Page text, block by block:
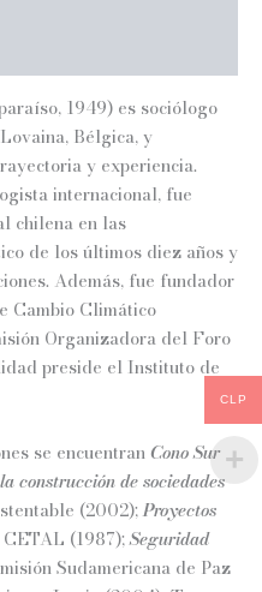
1949) es sociólogo
Bélgica, y
y experiencia.
internacional, fue
chilena en las
de los últimos diez años y
Además, fue fundador
Cambio Climático
Organizadora del Foro
preside el Instituto de
se encuentranCono Sur
construcción de sociedades
(2002);Proyectos
CETAL (1987);Seguridad
Sudamericana de Paz
CLP